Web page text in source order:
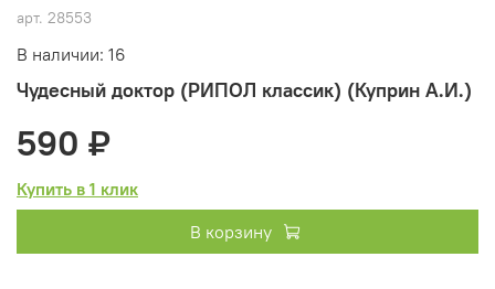
арт. 28553
В наличии: 16
Чудесный доктор (РИПОЛ классик) (Куприн А.И.)
590 ₽
Купить в 1 клик
В корзину